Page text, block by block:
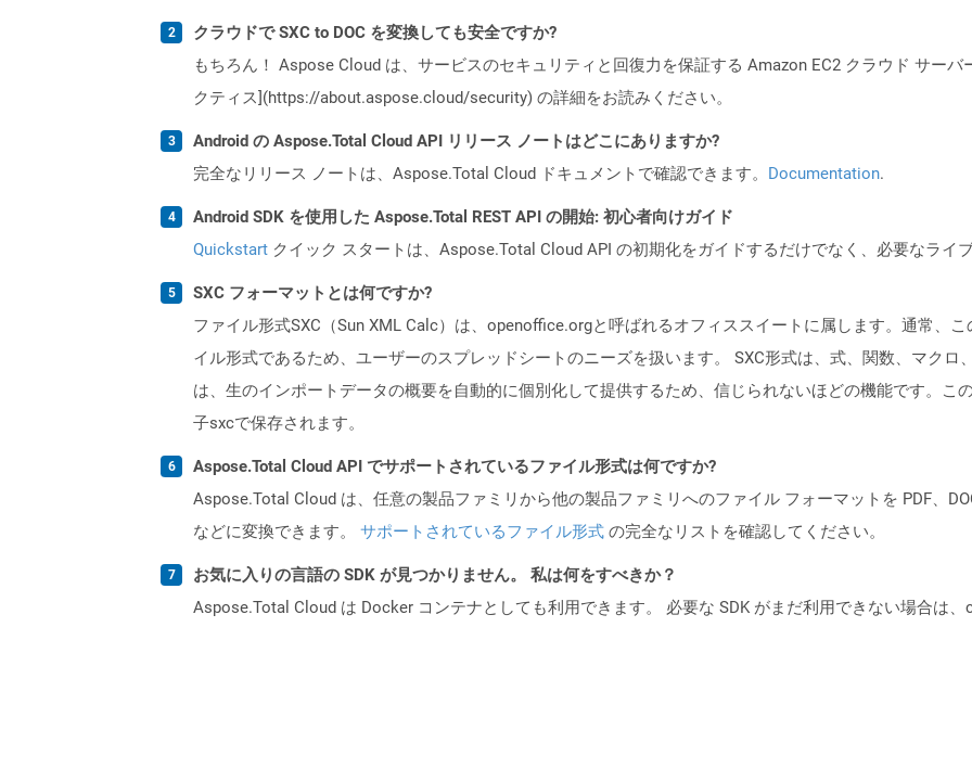
クラウドで SXC to DOC を変換しても安全ですか?
もちろん！ Aspose Cloud は、サービスのセキュリティと回復力を保証する Amazon EC2 クラウド サー
クティス](https://about.aspose.cloud/security) の詳細をお読みください。
Android の Aspose.Total Cloud API リリース ノートはどこにありますか?
完全なリリース ノートは、Aspose.Total Cloud ドキュメントで確認できます。 Documentation.
Android SDK を使用した Aspose.Total REST API の開始: 初心者向けガイド
Quickstart クイック スタートは、Aspose.Total Cloud API の初期化をガイドするだけでなく、必要なライ
SXC フォーマットとは何ですか?
ファイル形式SXC（Sun XML Calc）は、openoffice.orgと呼ばれるオフィススイートに属します。通常、
イル形式であるため、ユーザーのスプレッドシートのニーズを扱います。 SXC形式は、式、関数、マク
は、生のインポートデータの概要を自動的に個別化して提供するため、信じられないほどの機能です。こ
子sxcで保存されます。
Aspose.Total Cloud API でサポートされているファイル形式は何ですか?
Aspose.Total Cloud は、任意の製品ファミリから他の製品ファミリへのファイル フォーマットを PDF、
などに変換できます。 サポートされているファイル形式 の完全なリストを確認してください。
お気に入りの言語の SDK が見つかりません。 私は何をすべきか？
Aspose.Total Cloud は Docker コンテナとしても利用できます。 必要な SDK がまだ利用できない場合は、